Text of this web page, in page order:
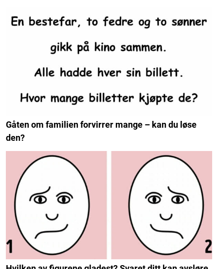
Gåten om familien forvirrer mange – kan du løse
den?